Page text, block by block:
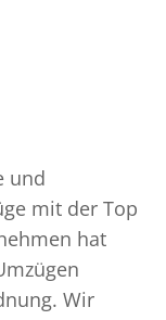
und
mit der Top
hat
Wir